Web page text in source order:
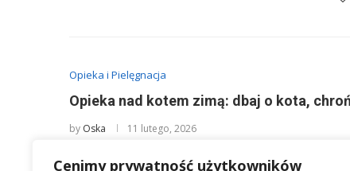
Cenimy prywatność użytkowników
Opieka i Pielęgnacja
Opieka nad kotem zimą: dbaj o kota,
by Oska 11 lutego, 2026
Zima potrafi być piękną porą roku, ale dla naszych